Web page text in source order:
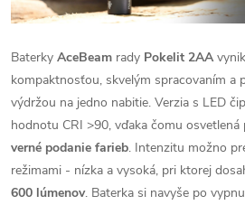
Baterky AceBeam rady Pokelit 2AA
kompaktnosťou, skvelým spracovaním a
výdržou na jedno nabitie. Verzia s LED
hodnotu CRI >90, vďaka čomu
verné podanie farieb. Intenzitu možno
režimami - nízka a vysoká, pri ktorej
600 lúmenov. Baterka si navyše po